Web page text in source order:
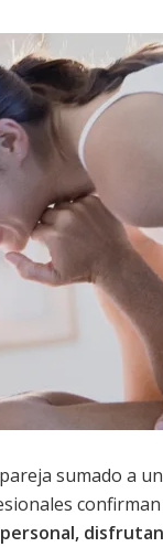
sumado a
confirman